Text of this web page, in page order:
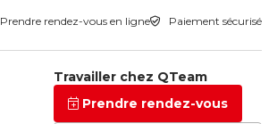
Prendre rendez-vous en ligne Paiement sécurisé
Travailler chez QTeam
Prendre rendez-vous